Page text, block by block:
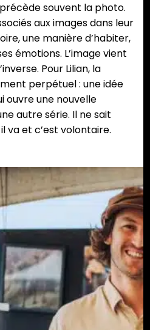
souvent la photo.
aux images dans leur
une manière d’habiter,
émotions. L’image vient
Pour Lilian, la
perpétuel : une idée
ouvre une nouvelle
autre série. Il ne sait
va et c’est volontaire.